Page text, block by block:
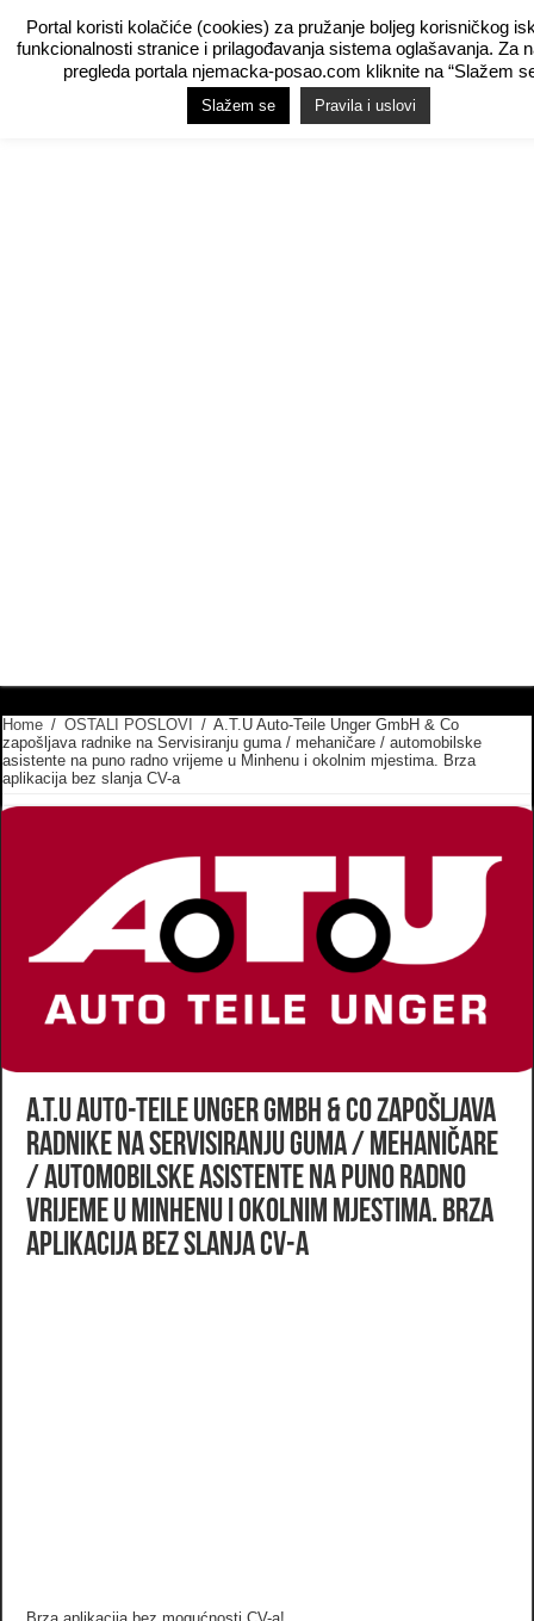
Home / OSTALI POSLOVI / A.T.U Auto-Teile Unger GmbH & Co
zapošljava radnike na Servisiranju guma / mehaničare / automobilske
asistente na puno radno vrijeme u Minhenu i okolnim mjestima. Brza
aplikacija bez slanja CV-a
A.T.U Auto-Teile Unger GmbH & Co zapošljava
radnike na Servisiranju guma / mehaničare
/ automobilske asistente na puno radno
vrijeme u Minhenu i okolnim mjestima. Brza
aplikacija bez slanja CV-a
Portal koristi kolačiće (cookies) za pružanje boljeg korisničkog
funkcionalnosti stranice i prilagođavanja sistema oglašavanja. Za
pregleda portala njemacka-posao.com kliknite na “Slažem
Slažem se Pravila i uslovi